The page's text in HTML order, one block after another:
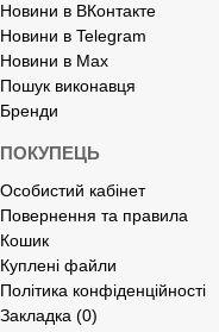
Новини в ВКонтакте
Новини в Telegram
Новини в Max
Пошук виконавця
Бренди
ПОКУПЕЦЬ
Особистий кабінет
Повернення та правила
Кошик
Куплені файли
Політика конфіденційності
Закладка (0)